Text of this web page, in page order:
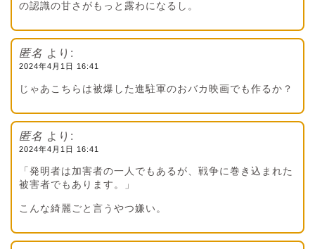
の認識の甘さがもっと露わになるし。
匿名 より:
2024年4月1日 16:41
じゃあこちらは被爆した進駐軍のおバカ映画でも作るか？
匿名 より:
2024年4月1日 16:41
「発明者は加害者の一人でもあるが、戦争に巻き込まれた
被害者でもあります。」
こんな綺麗ごと言うやつ嫌い。